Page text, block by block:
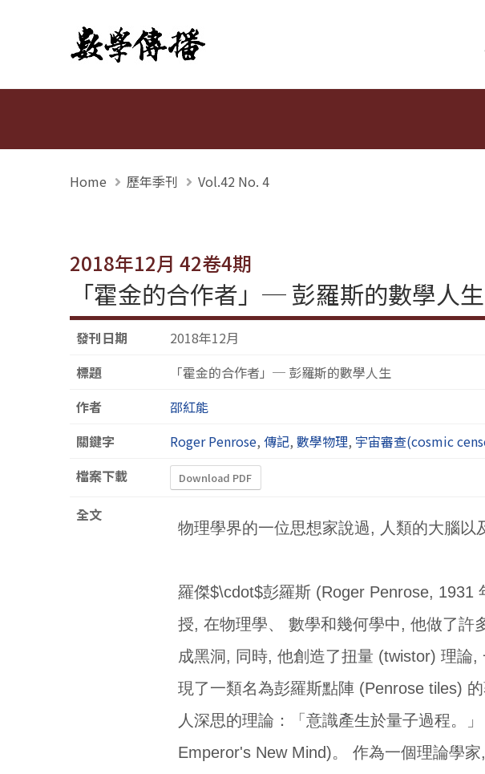
數學傳播
Home 歷年季刊 Vol.42 No. 4
2018年12月 42卷4期
「霍金的合作者」─ 彭羅斯的數學人生
發刊日期
2018年12月
標題
「霍金的合作者」─ 彭羅斯的數學人生
作者
邵紅能
關鍵字
Roger Penrose, 傳記, 數學物理, 宇宙審查(cosmic
檔案下載
Download PDF
全文
物理學界的一位思想家說過, 人類的大腦以
羅傑$\cdot$彭羅斯 (Roger Penrose, 1931
授, 在物理學、 數學和幾何學中, 他做了許
成黑洞, 同時, 他創造了扭量 (twistor) 理論
現了一類名為彭羅斯點陣 (Penrose tiles)
人深思的理論：「意識產生於量子過程。
Emperor's New Mind)。 作為一個理論學